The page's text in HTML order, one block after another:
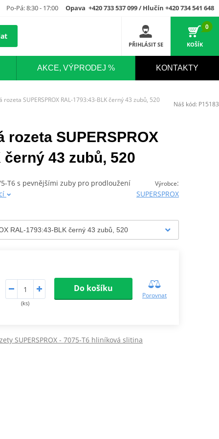
Po-Pá: 8:30 - 17:00 Opava +420 733 537 099 / Hlučín +420 734 541 648
PŘIHLÁSIT SE
0
KOŠÍK
AKCE, VÝPRODEJ % KONTAKTY
SUPERSPROX RAL-1793:43-BLK černý 43 zubů, 520
SUPERSPROX
43 zubů, 520
Výrobce:
SUPERSPROX
T6 s pevnějšími zuby pro prodloužení
(ks)
Do košíku
Porovnat
SUPERSPROX - 7075-T6 hliníková slitina
Náš kód: P15183